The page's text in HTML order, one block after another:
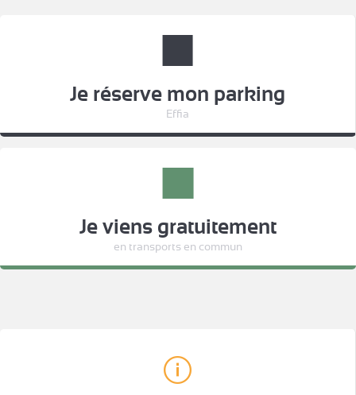
Je réserve mon parking
Effia
Je viens gratuitement
en transports en commun